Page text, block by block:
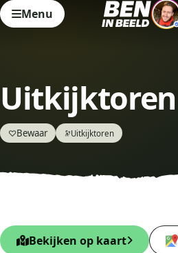
Menu
Uitkijktoren
♡Bewaar 🔭Uitkijktoren
Bekijken op kaart